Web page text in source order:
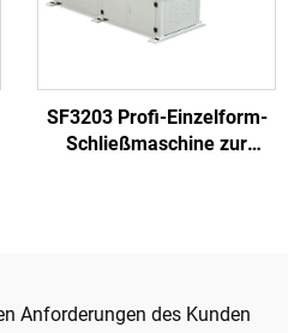
SF3203 Profi-Einzelform-
Schließmaschine zur
Anforderungen des Kunden